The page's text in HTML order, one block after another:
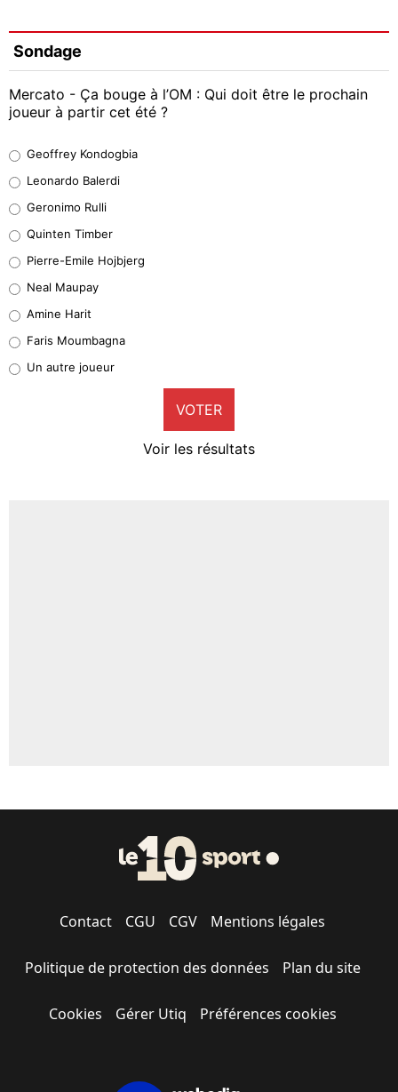
Sondage
Mercato - Ça bouge à l’OM : Qui doit être le prochain
joueur à partir cet été ?
38%
32%
5%
1%
9%
Geoffrey Kondogbia
Leonardo Balerdi
Geronimo Rulli
Quinten Timber
Pierre-Emile Hojbjerg
Neal Maupay
Amine Harit
Faris Moumbagna
Un autre joueur
VOTER
Voir les résultats
Contact CGU CGV Mentions légales
Politique de protection des données Plan du site
Cookies Gérer Utiq Préférences cookies